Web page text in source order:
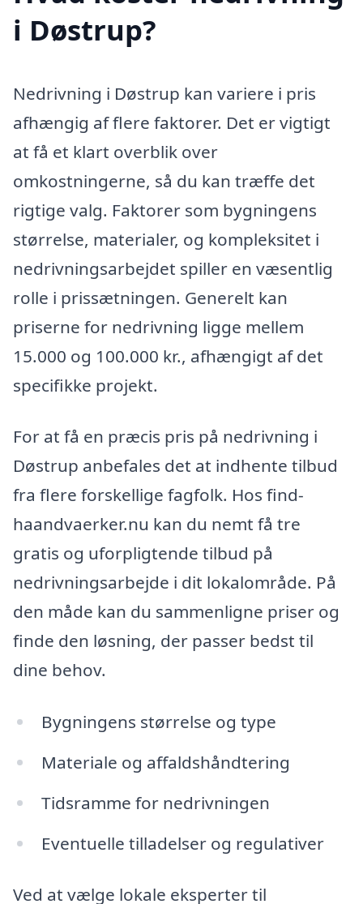
i Døstrup?
Nedrivning i Døstrup kan variere i pris
afhængig af flere faktorer. Det er vigtigt
at få et klart overblik over
omkostningerne, så du kan træffe det
rigtige valg. Faktorer som bygningens
størrelse, materialer, og kompleksitet i
nedrivningsarbejdet spiller en væsentlig
rolle i prissætningen. Generelt kan
priserne for nedrivning ligge mellem
15.000 og 100.000 kr., afhængigt af det
specifikke projekt.
For at få en præcis pris på nedrivning i
Døstrup anbefales det at indhente tilbud
fra flere forskellige fagfolk. Hos find-
haandvaerker.nu kan du nemt få tre
gratis og uforpligtende tilbud på
nedrivningsarbejde i dit lokalområde. På
den måde kan du sammenligne priser og
finde den løsning, der passer bedst til
dine behov.
Bygningens størrelse og type
Materiale og affaldshåndtering
Tidsramme for nedrivningen
Eventuelle tilladelser og regulativer
Ved at vælge lokale eksperter til